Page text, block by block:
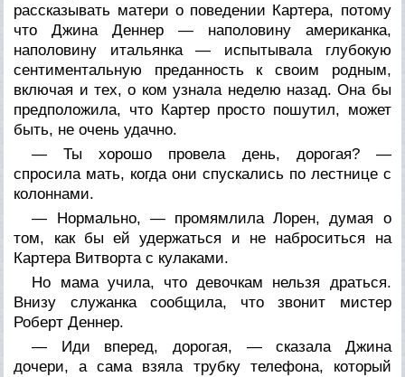
рассказывать матери о поведении Картера, потому
что Джина Деннер — наполовину американка,
наполовину итальянка — испытывала глубокую
сентиментальную преданность к своим родным,
включая и тех, о ком узнала неделю назад. Она бы
предположила, что Картер просто пошутил, может
быть, не очень удачно.
— Ты хорошо провела день, дорогая? —
спросила мать, когда они спускались по лестнице с
колоннами.
— Нормально, — промямлила Лорен, думая о
том, как бы ей удержаться и не наброситься на
Картера Витворта с кулаками.
Но мама учила, что девочкам нельзя драться.
Внизу служанка сообщила, что звонит мистер
Роберт Деннер.
— Иди вперед, дорогая, — сказала Джина
дочери, а сама взяла трубку телефона, который